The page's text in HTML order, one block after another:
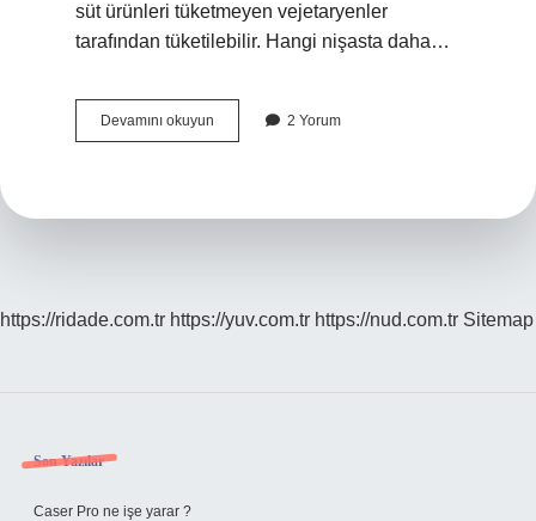
süt ürünleri tüketmeyen vejetaryenler
tarafından tüketilebilir. Hangi nişasta daha…
Devamını okuyun Modifiye
Nişasta
2 Yorum
https://ridade.com.tr https://yuv.com.tr https://nud.com.tr Sitemap
Sidebar
Son Yazılar
Caser Pro ne işe yarar ?